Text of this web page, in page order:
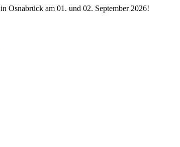
in Osnabrück am 01. und 02. September 2026!